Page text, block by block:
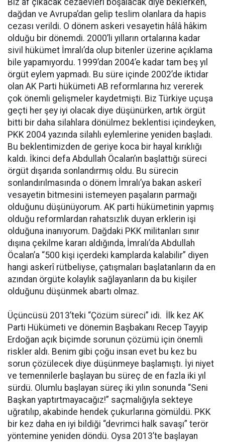
dağdan ve Avrupa’dan gelip teslim olanlara da hapis
cezası verildi. O dönem askeri vesayetin hâlâ hâkim
olduğu bir dönemdi. 2000’li yılların ortalarına kadar
sivil hükümet İmralı’da olup bitenler üzerine açıklama
bile yapamıyordu. 1999’dan 2004’e kadar tam beş yıl
örgüt eylem yapmadı. Bu süre içinde 2002’de iktidar
olan AK Parti hükümeti AB reformlarına hız vererek
çok önemli gelişmeler kaydetmişti. Biz Türkiye uçuşa
geçti her şey iyi olacak diye düşünürken, artık örgüt
bitti bir daha silahlara dönülmez beklentisi içindeyken,
PKK 2004 yazında silahlı eylemlerine yeniden başladı.
Bu beklentimizden de geriye koca bir hayal kırıklığı
kaldı. İkinci defa Abdullah Öcalan’ın başlattığı süreci
örgüt dışarıda sonlandırmış oldu. Bu sürecin
sonlandırılmasında o dönem İmralı’ya bakan askerî
vesayetin bitmesini istemeyen paşaların parmağı
olduğunu düşünüyorum. AK parti hükümetinin yapmış
olduğu reformlardan rahatsızlık duyan erklerin işi
olduğuna inanıyorum. Dağdaki PKK militanları sınır
dışına çekilme kararı aldığında, İmralı’da Abdullah
Öcalan’a “500 kişi içerdeki kamplarda kalabilir” diyen
hangi askerî rütbeliyse, çatışmaları başlatanların da en
azından örgüte kolaylık sağlayanların da bu kişiler
olduğunu düşünmek abartı olmaz.
Üçüncüsü 2013’teki “Çözüm süreci” idi. İlk kez AK
Parti Hükümeti ve dönemin Başbakanı Recep Tayyip
Erdoğan açık biçimde sorunun çözümü için önemli
riskler aldı. Benim gibi çoğu insan evet bu kez bu
sorun çözülecek diye düşünmeye başlamıştı. İyi niyet
ve temennilerle başlayan bu süreç de en fazla iki yıl
sürdü. Olumlu başlayan süreç iki yılın sonunda “Seni
Başkan yaptırtmayacağız!” saçmalığıyla sekteye
uğratılıp, akabinde hendek çukurlarına gömüldü. PKK
bir kez daha en iyi bildiği “devrimci halk savaşı” terör
yöntemine yeniden döndü. Oysa 2013’te başlayan